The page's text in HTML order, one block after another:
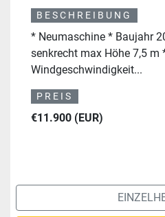
BESCHREIBUNG
* Neumaschine * Baujahr
senkrecht max Höhe 7,5 m
Windgeschwindigkeit...
PREIS
€11.900 (EUR)